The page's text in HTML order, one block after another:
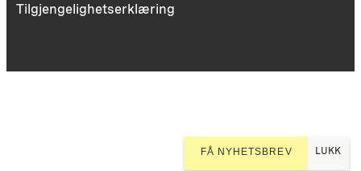
Tilgjengelighetserklæring
FÅ NYHETSBREV LUKK